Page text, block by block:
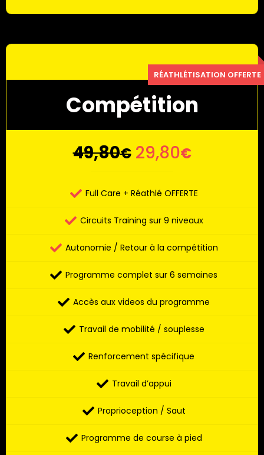
Compétition
49,80€ 29,80€
Full Care + Réathlé OFFERTE
Circuits Training sur 9 niveaux
Autonomie / Retour à la compétition
Programme complet sur 6 semaines
Accès aux videos du programme
Travail de mobilité / souplesse
Renforcement spécifique
Travail d’appui
Proprioception / Saut
Programme de course à pied